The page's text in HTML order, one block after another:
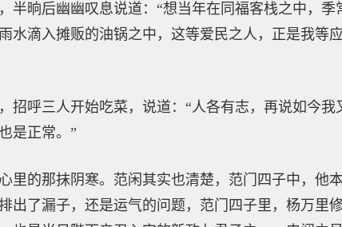
半晌后幽幽叹息说道：“想当年在同福客栈之中，
水滴入摊贩的油锅之中，这等爱民之人，正是我等
招呼三人开始吃菜，说道：“人各有志，再说如今
是正常。”
里的那抹阴寒。范闲其实也清楚，范门四子中，他
出了漏子，还是运气的问题，范门四子里，杨万里